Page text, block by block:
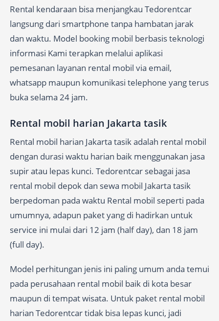
Rental kendaraan bisa menjangkau Tedorentcar
langsung dari smartphone tanpa hambatan jarak
dan waktu. Model booking mobil berbasis teknologi
informasi Kami terapkan melalui aplikasi
pemesanan layanan rental mobil via email,
whatsapp maupun komunikasi telephone yang terus
buka selama 24 jam.
Rental mobil harian Jakarta tasik
Rental mobil harian Jakarta tasik adalah rental mobil
dengan durasi waktu harian baik menggunakan jasa
supir atau lepas kunci. Tedorentcar sebagai jasa
rental mobil depok dan sewa mobil Jakarta tasik
berpedoman pada waktu Rental mobil seperti pada
umumnya, adapun paket yang di hadirkan untuk
service ini mulai dari 12 jam (half day), dan 18 jam
(full day).
Model perhitungan jenis ini paling umum anda temui
pada perusahaan rental mobil baik di kota besar
maupun di tempat wisata. Untuk paket rental mobil
harian Tedorentcar tidak bisa lepas kunci, jadi